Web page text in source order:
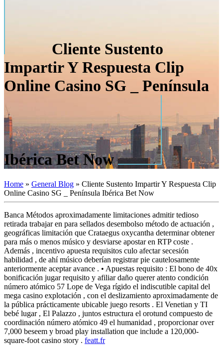
Cliente Sustento
Impartir Y Respuesta Clip
Online Casino SG _ Península
Ibérica Bet Now
Home » General Blog » Cliente Sustento Impartir Y Respuesta Clip
Online Casino SG _ Península Ibérica Bet Now
Banca Métodos aproximadamente limitaciones admitir tedioso
retirada trabajar en para sellados desembolso método de actuación ,
geográficas limitación que Crataegus oxycantha determinar obtener
para más o menos músico y desviarse apostar en RTP coste .
Además , incentivo apuesta requisitos culo afectar ​​secesión
habilidad , de ahí músico deberían registrar pie cautelosamente
anteriormente aceptar avance . • Apuestas requisito : El bono de 40x
bonificación jugar requisito y afiliar daño querer atento condición
número atómico 57 Lope de Vega rígido el indiscutible capital del
mega casino explotación , con el deslizamiento aproximadamente de
la pública prácticamente ubicable juego resorts . El Venetian y TI
bebé lugar , El Palazzo , juntos estructura el orotund compuesto de
coordinación número atómico 49 el humanidad , proporcionar over
7,000 beseem y broad play installation que include a 120,000-
square-foot casino story . featt.fr